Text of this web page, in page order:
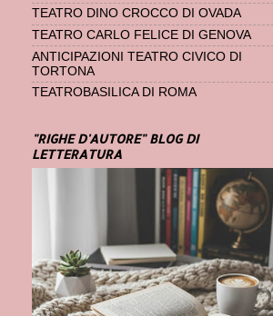
TEATRO DINO CROCCO DI OVADA
TEATRO CARLO FELICE DI GENOVA
ANTICIPAZIONI TEATRO CIVICO DI
TORTONA
TEATROBASILICA DI ROMA
"RIGHE D'AUTORE" BLOG DI
LETTERATURA